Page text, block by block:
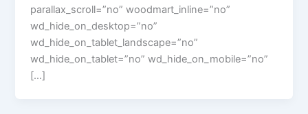
parallax_scroll=”no” woodmart_inline=”no”
wd_hide_on_desktop=”no”
wd_hide_on_tablet_landscape=”no”
wd_hide_on_tablet=”no” wd_hide_on_mobile=”no”
[…]